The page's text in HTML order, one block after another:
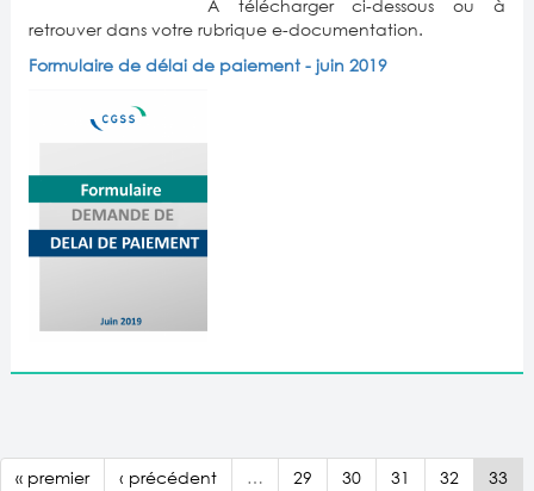
A télécharger ci-dessous ou à
retrouver dans votre rubrique e-documentation.
Formulaire de délai de paiement - juin 2019
« premier ‹ précédent … 29 30 31 32
33